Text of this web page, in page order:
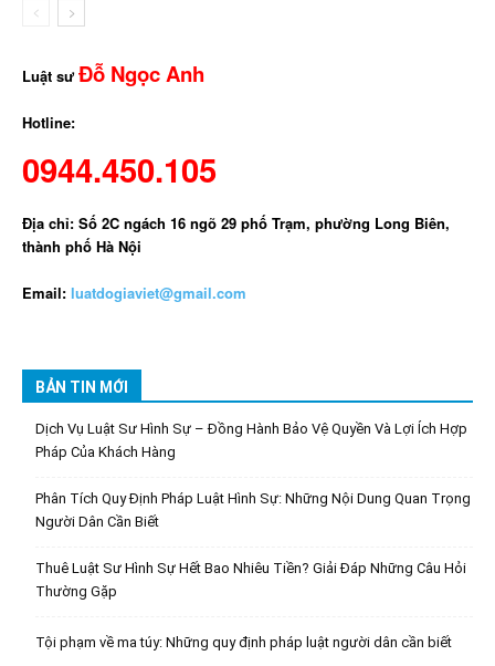
Luật sưĐỗ Ngọc Anh
Hotline:
0944.450.105
Địa chỉ: Số 2C ngách 16 ngõ 29 phố Trạm, phường Long Biên,
thành phố Hà Nội
Email: luatdogiaviet@gmail.com
BẢN TIN MỚI
Dịch Vụ Luật Sư Hình Sự – Đồng Hành Bảo Vệ Quyền Và Lợi Ích Hợp
Pháp Của Khách Hàng
Phân Tích Quy Định Pháp Luật Hình Sự: Những Nội Dung Quan Trọng
Người Dân Cần Biết
Thuê Luật Sư Hình Sự Hết Bao Nhiêu Tiền? Giải Đáp Những Câu Hỏi
Thường Gặp
Tội phạm về ma túy: Những quy định pháp luật người dân cần biết